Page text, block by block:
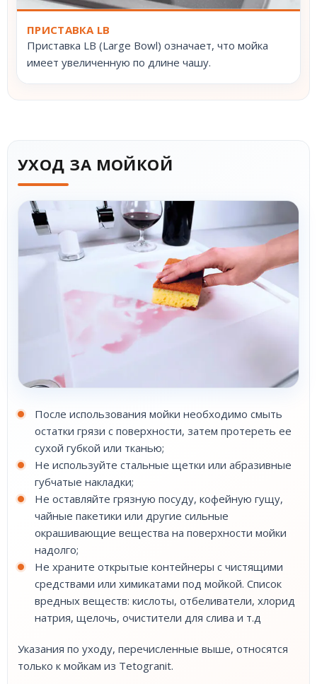
ПРИСТАВКА LB
Приставка LB (Large Bowl) означает, что мойка
имеет увеличенную по длине чашу.
УХОД ЗА МОЙКОЙ
После использования мойки необходимо смыть
остатки грязи с поверхности, затем протереть ее
сухой губкой или тканью;
Не используйте стальные щетки или абразивные
губчатые накладки;
Не оставляйте грязную посуду, кофейную гущу,
чайные пакетики или другие сильные
окрашивающие вещества на поверхности мойки
надолго;
Не храните открытые контейнеры с чистящими
средствами или химикатами под мойкой. Список
вредных веществ: кислоты, отбеливатели, хлорид
натрия, щелочь, очистители для слива и т.д
Указания по уходу, перечисленные выше, относятся
только к мойкам из Tetogranit.